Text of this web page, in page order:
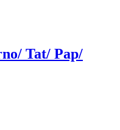
Tat/ Pap/